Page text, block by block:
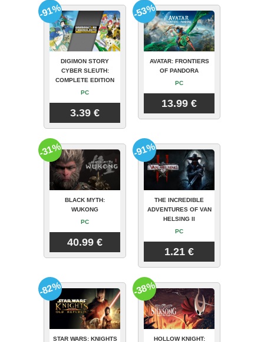
DIGIMON STORY
CYBER SLEUTH:
COMPLETE EDITION
PC
3.39 €
-91%
AVATAR: FRONTIERS
OF PANDORA
PC
13.99 €
-53%
BLACK MYTH:
WUKONG
PC
40.99 €
-31%
THE INCREDIBLE
ADVENTURES OF VAN
HELSING II
PC
1.21 €
-91%
STAR WARS: KNIGHTS
-82%
HOLLOW KNIGHT:
-38%